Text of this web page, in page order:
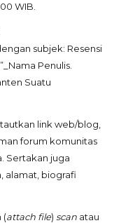
WIB.
subjek: Resensi
Penulis.
Suatu
link web/blog,
forum komunitas
Sertakan juga
alamat, biografi
(attach file) scan atau